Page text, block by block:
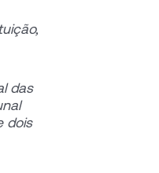
das
dois